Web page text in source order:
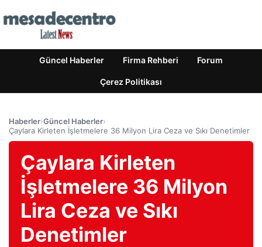
Güncel Haberler Firma Rehberi Forum
Çerez Politikası
Haberler›Güncel Haberler›
Çaylara Kirleten İşletmelere 36 Milyon Lira Ceza ve Sıkı Denetimler
Çaylara Kirleten
İşletmelere 36 Milyon
Lira Ceza ve Sıkı
Denetimler